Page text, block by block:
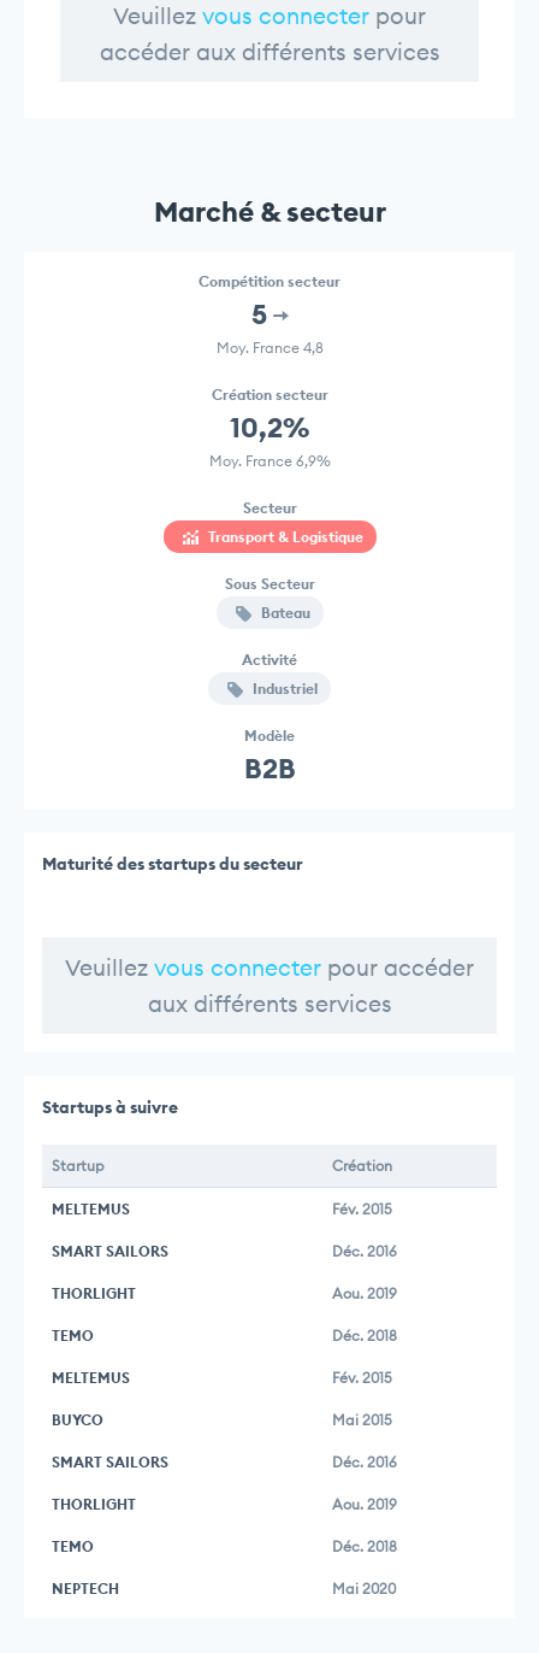
Veuillez vous connecter pour
accéder aux différents services
Marché & secteur
Compétition secteur
5
Moy. France 4,8
Création secteur
10,2%
Moy. France 6,9%
Secteur
Transport & Logistique
Sous Secteur
Bateau
Activité
Industriel
Modèle
B2B
Maturité des startups du secteur
Veuillez vous connecter pour accéder
aux différents services
Startups à suivre
Startup Création
MELTEMUS Fév. 2015
SMART SAILORS Déc. 2016
THORLIGHT Aou. 2019
TEMO Déc. 2018
MELTEMUS Fév. 2015
BUYCO Mai 2015
SMART SAILORS Déc. 2016
THORLIGHT Aou. 2019
TEMO Déc. 2018
NEPTECH Mai 2020